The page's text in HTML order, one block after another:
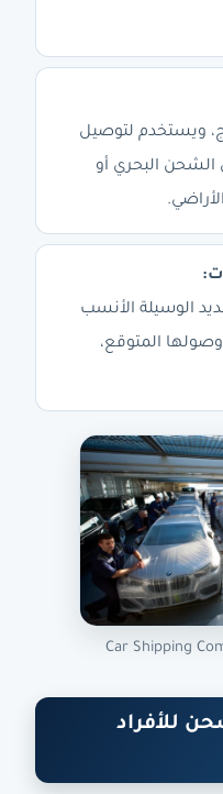
ويستخدم لتوصيل
الشحن البحري أو
الوسيلة الأنسب
المتوقع،
Car Shipping
للأفراد